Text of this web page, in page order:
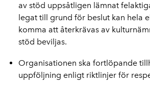
av stöd uppsåtligen lämnat
legat till grund för beslut kan hela
komma att återkrävas av
stöd beviljas.
Organisationen ska fortlöpande
uppföljning enligt riktlinjer för